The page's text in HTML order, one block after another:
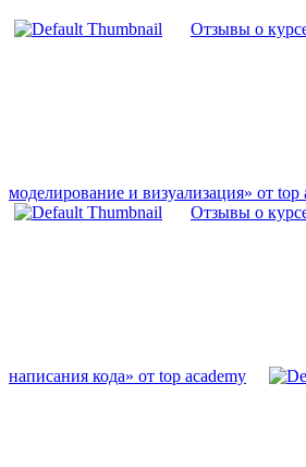
Отзывы о
моделирование и визуализация» от top
Отзывы о
написания кода» от top academy